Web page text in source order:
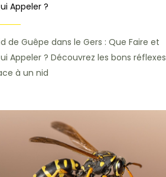
Appeler ?
de Guêpe dans le Gers : Que Faire et
Appeler ? Découvrez les bons réflexes
à un nid